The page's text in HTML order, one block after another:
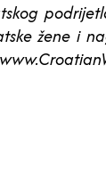
žene i